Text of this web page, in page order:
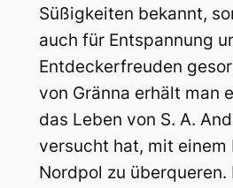
Süßigkeiten bekannt,
auch für Entspannung
Entdeckerfreuden
von Gränna erhält man
das Leben von S. A.
versucht hat, mit einem
Nordpol zu überqueren.